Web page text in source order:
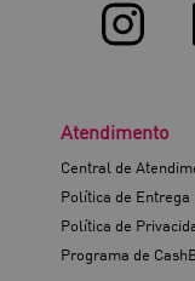
Atendimento
Central de
Política de Entrega
Política de
Programa de